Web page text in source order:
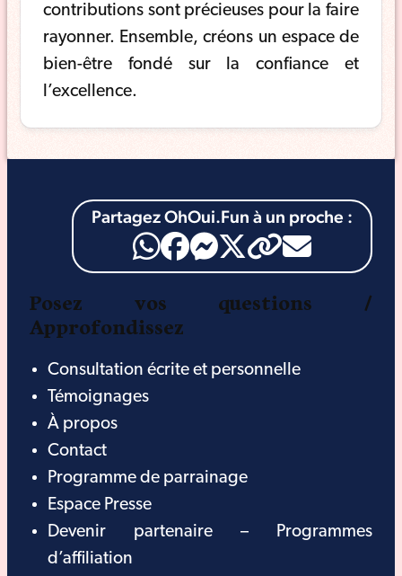
contributions sont précieuses pour la faire
rayonner. Ensemble, créons un espace de
bien-être fondé sur la confiance et
l’excellence.
Partagez OhOui.Fun à un proche :
Posez vos questions /
Approfondissez
Consultation écrite et personnelle
Témoignages
À propos
Contact
Programme de parrainage
Espace Presse
Devenir partenaire – Programmes
d’affiliation